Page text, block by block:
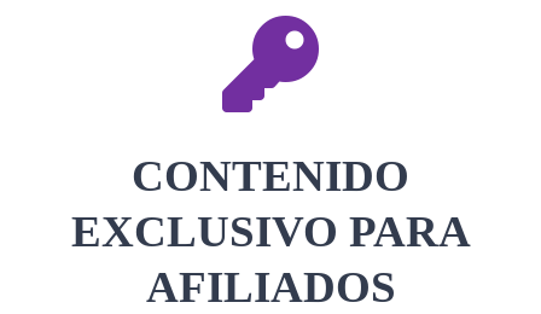
CONTENIDO
EXCLUSIVO PARA
AFILIADOS